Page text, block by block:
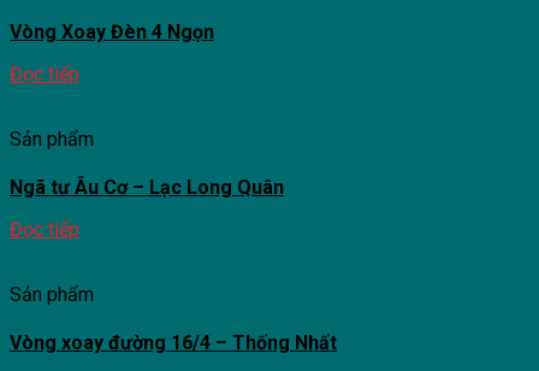
Vòng Xoay Đèn 4 Ngọn
Đọc tiếp
Sản phẩm
Ngã tư Âu Cơ – Lạc Long Quân
Đọc tiếp
Sản phẩm
Vòng xoay đường 16/4 – Thống Nhất